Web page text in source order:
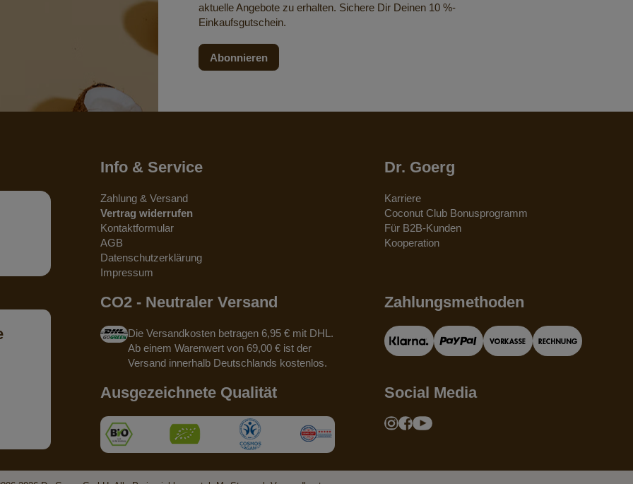
aktuelle Angebote zu erhalten. Sichere Dir Deinen 10 %-
Einkaufsgutschein.
Abonnieren
Info & Service
Zahlung & Versand
Vertrag widerrufen
Kontaktformular
AGB
Datenschutzerklärung
Impressum
Dr. Goerg
Karriere
Coconut Club Bonusprogramm
Für B2B-Kunden
Kooperation
CO2 - Neutraler Versand
Die Versandkosten betragen 6,95 € mit DHL.
Ab einem Warenwert von 69,00 € ist der
Versand innerhalb Deutschlands kostenlos.
Zahlungsmethoden
Ausgezeichnete Qualität Social Media